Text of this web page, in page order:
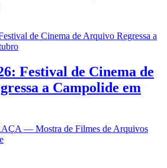
Festival de Cinema de
a Campolide em
— Mostra de Filmes de Arquivos